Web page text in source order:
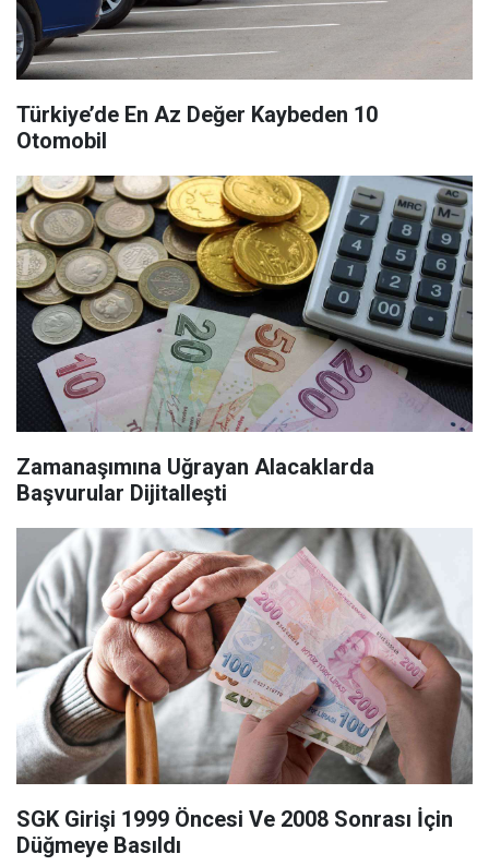
Türkiye’de En Az Değer Kaybeden 10
Otomobil
Zamanaşımına Uğrayan Alacaklarda
Başvurular Dijitalleşti
SGK Girişi 1999 Öncesi Ve 2008 Sonrası İçin
Düğmeye Basıldı